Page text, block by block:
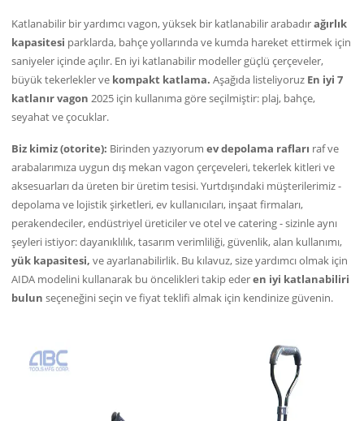
Katlanabilir bir yardımcı vagon, yüksek bir katlanabilir arabadırağırlık
kapasitesi parklarda, bahçe yollarında ve kumda hareket ettirmek için
saniyeler içinde açılır. En iyi katlanabilir modeller güçlü çerçeveler,
büyük tekerlekler ve kompakt katlama. Aşağıda listeliyoruz En iyi 7
katlanır vagon 2025 için kullanıma göre seçilmiştir: plaj, bahçe,
seyahat ve çocuklar.
Biz kimiz (otorite): Birinden yazıyorumev depolama rafları raf ve
arabalarımıza uygun dış mekan vagon çerçeveleri, tekerlek kitleri ve
aksesuarları da üreten bir üretim tesisi. Yurtdışındaki müşterilerimiz -
depolama ve lojistik şirketleri, ev kullanıcıları, inşaat firmaları,
perakendeciler, endüstriyel üreticiler ve otel ve catering - sizinle aynı
şeyleri istiyor: dayanıklılık, tasarım verimliliği, güvenlik, alan kullanımı,
yük kapasitesi, ve ayarlanabilirlik. Bu kılavuz, size yardımcı olmak için
AIDA modelini kullanarak bu öncelikleri takip ederen iyi katlanabiliri
bulun seçeneğini seçin ve fiyat teklifi almak için kendinize güvenin.